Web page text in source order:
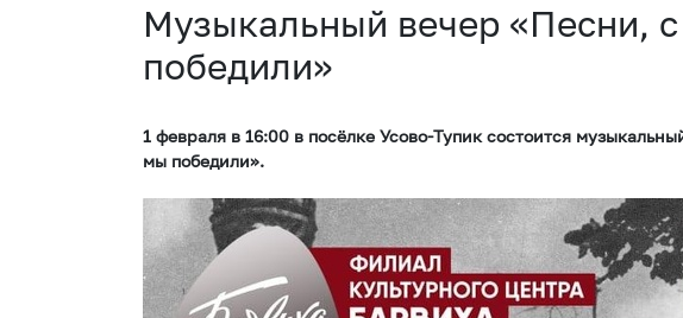
Музыкальный вечер «Песни,
победили»
1 февраля в 16:00 в посёлке Усово-Тупик состоится
мы победили».